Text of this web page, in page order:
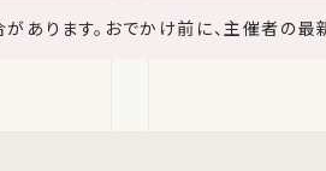
あります。おでかけ前に、主催者の最